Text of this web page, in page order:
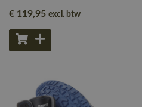
€ 119,95 excl. btw